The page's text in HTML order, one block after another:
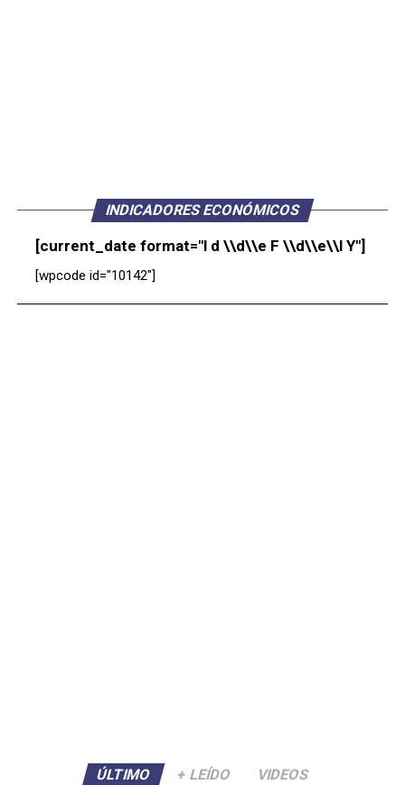
INDICADORES ECONÓMICOS
[current_date format="l d \\d\\e F \\d\\e\\l Y"]
[wpcode id="10142"]
ÚLTIMO + LEÍDO VIDEOS